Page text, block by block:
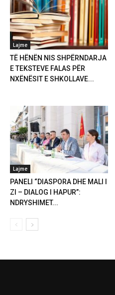
Lajme
TË HËNËN NIS SHPËRNDARJA
E TEKSTEVE FALAS PËR
NXËNËSIT E SHKOLLAVE...
Lajme
PANELI “DIASPORA DHE MALI I
ZI – DIALOG I HAPUR”:
NDRYSHIMET...